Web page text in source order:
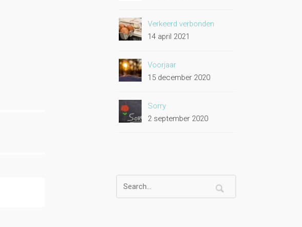
Verkeerd verbonden
14 april 2021
Voorjaar
15 december 2020
Sorry
2 september 2020